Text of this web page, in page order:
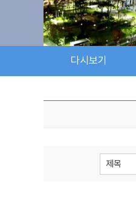
다시보기
제목